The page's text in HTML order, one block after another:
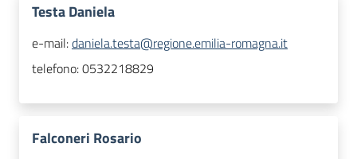
Testa Daniela
e-mail:daniela.testa@regione.emilia-romagna.it
telefono:0532218829
Falconeri Rosario